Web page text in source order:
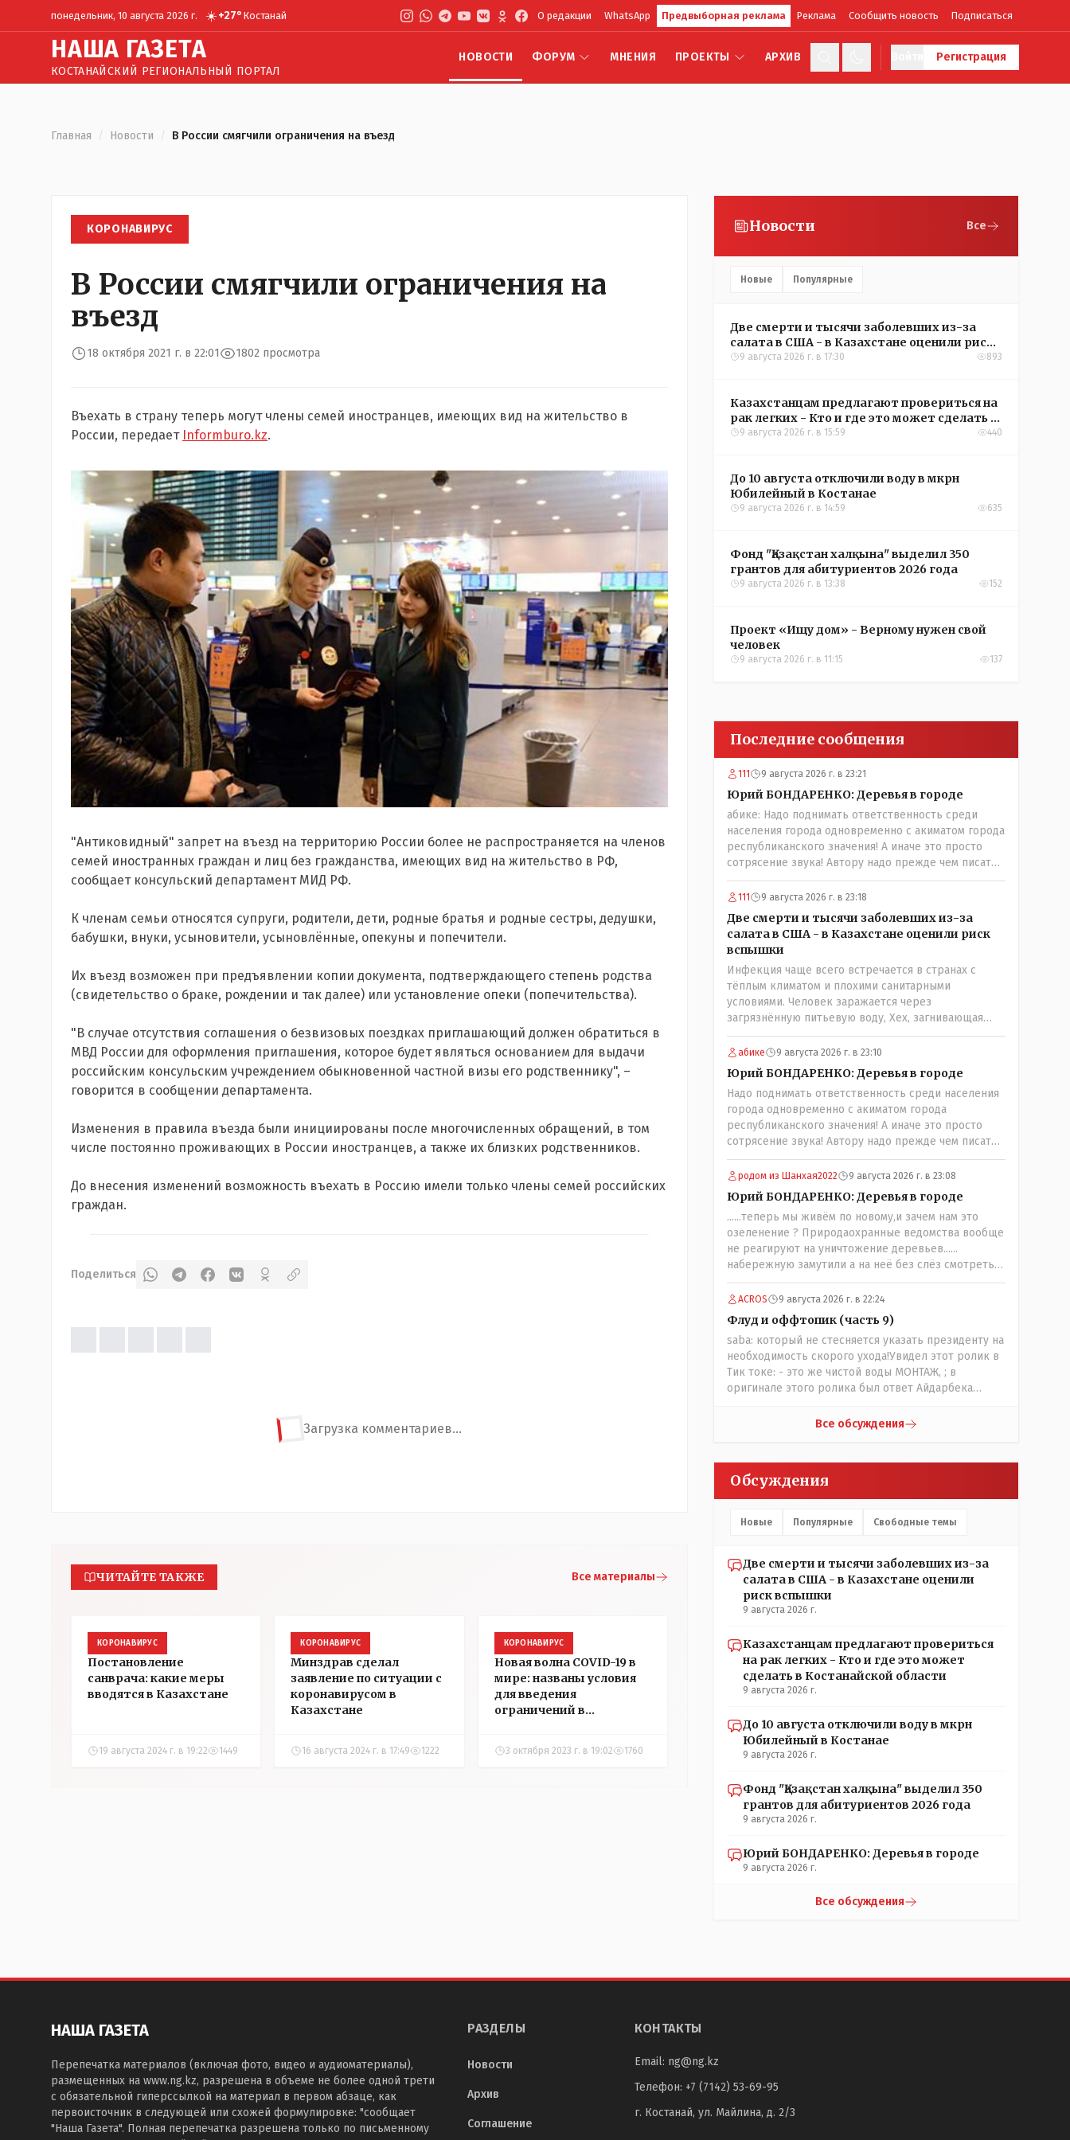
понедельник, 10 августа 2026 г. ☀️+27° Костанай О редакции WhatsApp Предвыборная реклама Реклама Сообщить новость Подписаться
НАША ГАЗЕТА
КОСТАНАЙСКИЙ РЕГИОНАЛЬНЫЙ ПОРТАЛ
НОВОСТИ ФОРУМ МНЕНИЯ ПРОЕКТЫ АРХИВ Регистрация
Главная / Новости / В России смягчили ограничения на въезд
КОРОНАВИРУС
В России смягчили ограничения на
въезд
18 октября 2021 г. в 22:01 1802 просмотра
Въехать в страну теперь могут члены семей иностранцев, имеющих вид на жительство в
России, передает Informburo.kz.
"Антиковидный" запрет на въезд на территорию России более не распространяется на членов
семей иностранных граждан и лиц без гражданства, имеющих вид на жительство в РФ,
сообщает консульский департамент МИД РФ.
К членам семьи относятся супруги, родители, дети, родные братья и родные сестры, дедушки,
бабушки, внуки, усыновители, усыновлённые, опекуны и попечители.
Их въезд возможен при предъявлении копии документа, подтверждающего степень родства
(свидетельство о браке, рождении и так далее) или установление опеки (попечительства).
"В случае отсутствия соглашения о безвизовых поездках приглашающий должен обратиться в
МВД России для оформления приглашения, которое будет являться основанием для выдачи
российским консульским учреждением обыкновенной частной визы его родственнику", –
говорится в сообщении департамента.
Изменения в правила въезда были инициированы после многочисленных обращений, в том
числе постоянно проживающих в России иностранцев, а также их близких родственников.
До внесения изменений возможность въехать в Россию имели только члены семей российских
граждан.
Поделиться
Загрузка комментариев...
ЧИТАЙТЕ ТАКЖЕ Все материалы
КОРОНАВИРУС
Постановление
санврача: какие меры
вводятся в Казахстане
19 августа 2024 г. в 19:22 1449
КОРОНАВИРУС
Минздрав сделал
заявление по ситуации с
коронавирусом в
Казахстане
16 августа 2024 г. в 17:49 1222
КОРОНАВИРУС
Новая волна COVID-19 в
мире: названы условия
для введения
ограничений в
3 октября 2023 г. в 19:02 1760
Новости Все
Новые Популярные
Две смерти и тысячи заболевших из-за
салата в США - в Казахстане оценили риск
вспышки
9 августа 2026 г. в 17:30 893
Казахстанцам предлагают провериться на
рак легких - Кто и где это может сделать в
Костанайской области
9 августа 2026 г. в 15:59 440
До 10 августа отключили воду в мкрн
Юбилейный в Костанае
9 августа 2026 г. в 14:59 635
Фонд "Қазақстан халқына" выделил 350
грантов для абитуриентов 2026 года
9 августа 2026 г. в 13:38 152
Проект «Ищу дом» - Верному нужен свой
человек
9 августа 2026 г. в 11:15 137
Последние сообщения
111 9 августа 2026 г. в 23:21
Юрий БОНДАРЕНКО: Деревья в городе
абике: Надо поднимать ответственность среди
населения города одновременно с акиматом города
республиканского значения! А иначе это просто
сотрясение звука! Автору надо прежде чем писать,
необходимо самому обратиться в ЖКХ акимата и
разобраться прежде чем своей статьей
провоцировать население города!Согласен
всецело!
111 9 августа 2026 г. в 23:18
Две смерти и тысячи заболевших из-за
салата в США - в Казахстане оценили риск
вспышки
Инфекция чаще всего встречается в странах с
тёплым климатом и плохими санитарными
условиями. Человек заражается через
загрязнённую питьевую воду, Хех, загнивающая
Америка, условия, афроамериканцы, грязная вода,
отсутствие страховок, нечистоплотные мигранты и
прочее.. Лучше России и Казахстана жить негде..
абике 9 августа 2026 г. в 23:10
Юрий БОНДАРЕНКО: Деревья в городе
Надо поднимать ответственность среди населения
города одновременно с акиматом города
республиканского значения! А иначе это просто
сотрясение звука! Автору надо прежде чем писать,
необходимо самому обратиться в ЖКХ акимата и
разобраться прежде чем своей статьей
провоцировать население города!
родом из Шанхая2022 9 августа 2026 г. в 23:08
Юрий БОНДАРЕНКО: Деревья в городе
......теперь мы живём по новому,и зачем нам это
озеленение ? Природаохранные ведомства вообще
не реагируют на уничтожение деревьев......
набережную замутили а на неё без слёз смотреть
нельзя,самый наивысший уровень рукопопства
наших строителей"специалистов",как исторические
здания сносить пожалуйста ,а как на века
построить слабо.....Вы вот господин Бондаренко
большой учёный прошлись бы по историческим
постройкам сколько было ликвидировано в
советское время и в наше.......
ACROS 9 августа 2026 г. в 22:24
Флуд и оффтопик (часть 9)
saba: который не стесняется указать президенту на
необходимость скорого ухода!Увидел этот ролик в
Тик токе: - это же чистой воды МОНТАЖ, ; в
оригинале этого ролика был ответ Айдарбека
партии Республика. Я думаю: - они просто напросто
ИНТРИГИ выборов, его как бы и якобы НАКАЛ - и
тот и этот без разрешения АП - и шага, вернее и
голоса не подадут. - в принципе вы же видите -
идёт СКУЧНАЯ и НУДНАЯ и МОНОТОННАЯ и
предвыборная агитация Если вдруг они захотят
гавкнуть что либо по своему усмотрению: - их
мгновенно лишать возможности идти на выборы и
не дадут им места в будущем Курултае: - кстати, я
партиями.
Все обсуждения
Обсуждения
Новые Популярные Свободные темы
Две смерти и тысячи заболевших из-за
салата в США - в Казахстане оценили
риск вспышки
9 августа 2026 г.
Казахстанцам предлагают провериться
на рак легких - Кто и где это может
сделать в Костанайской области
9 августа 2026 г.
До 10 августа отключили воду в мкрн
Юбилейный в Костанае
9 августа 2026 г.
Фонд "Қазақстан халқына" выделил 350
грантов для абитуриентов 2026 года
9 августа 2026 г.
Юрий БОНДАРЕНКО: Деревья в городе
9 августа 2026 г.
Все обсуждения
НАША ГАЗЕТА
Перепечатка материалов (включая фото, видео и аудиоматериалы),
размещенных на www.ng.kz, разрешена в объеме не более одной трети
с обязательной гиперссылкой на материал в первом абзаце, как
первоисточник в следующей или схожей формулировке: "сообщает
"Наша Газета". Полная перепечатка разрешена только по письменному
РАЗДЕЛЫ
Новости
Архив
Соглашение
КОНТАКТЫ
Email: ng@ng.kz
Телефон: +7 (7142) 53-69-95
г. Костанай, ул. Майлина, д. 2/3